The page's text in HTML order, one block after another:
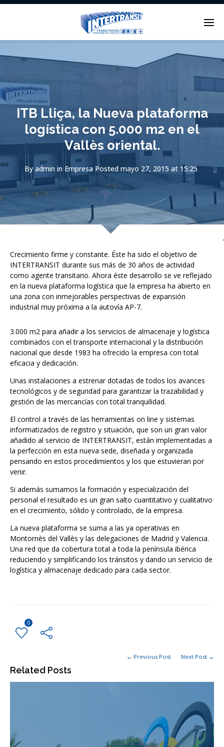
ITB Lliça, la Nueva plataforma
logística con 5.000 m2 en el
Vallès oriental.
By admin in Empresa Posted mayo 27, 2015 at 15:25
Crecimiento firme y constante. Éste ha sido el objetivo de
INTERTRANSIT durante sus más de 30 años de actividad
como agente transitario. Ahora éste desarrollo se ve reflejado
en la nueva plataforma logística que la empresa ha abierto en
una zona con inmejorables perspectivas de expansión
industrial muy próxima a la autovía AP-7.
3.000 m2 para añadir a los servicios de almacenaje y logística
combinados con el transporte internacional y la distribución
nacional que desde 1983 ha ofrecido la empresa con total
eficacia y dedicación.
Unas instalaciones a estrenar dotadas de todos los avances
tecnológicos y de seguridad para garantizar la trazabilidad y
gestión de las mercancías con total tranquilidad.
El control a través de las herramientas on line y sistemas
informatizados de registro y situación, que son un gran valor
añadido al servicio de INTERTRANSIT, están implementadas a
la perfección en esta nueva sede, diseñada y organizada
pensando en estos procedimientos y los que estuvieran por
venir.
Si además sumamos la formación y especialización del
personal el resultado es un gran salto cuantitativo y cualitativo
en el crecimiento, sólido y controlado, de la empresa.
La nueva plataforma se suma a las ya operativas en
Montornès del Vallès y las delegaciones de Madrid y Valencia.
Una red que da cobertura total a toda la península ibérica
reduciendo y simplificando los tránsitos y dando un servicio de
logística y almacenaje dedicado para cada sector.
0
Related Posts
← Previous Post Next Post →